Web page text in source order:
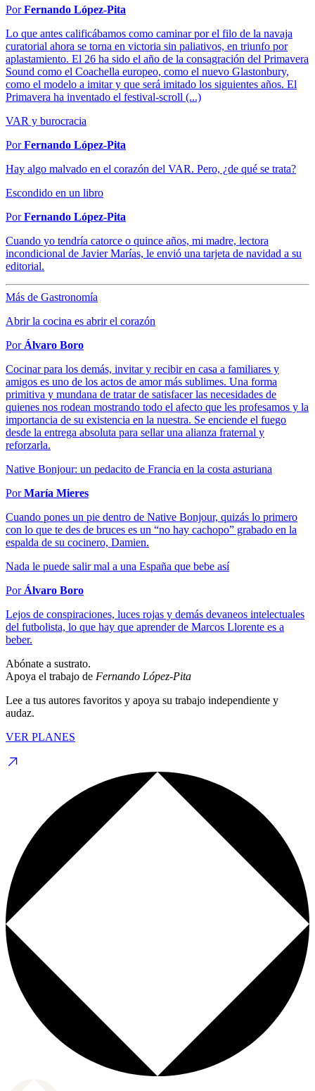
PorFernando López-Pita
Lo que antes calificábamos como caminar por el filo de la navaja
curatorial ahora se torna en victoria sin paliativos, en triunfo por
aplastamiento. El 26 ha sido el año de la consagración del Primavera
Sound como el Coachella europeo, como el nuevo Glastonbury,
como el modelo a imitar y que será imitado los siguientes años. El
Primavera ha inventado el festival-scroll (...)
VAR y burocracia
PorFernando López-Pita
Hay algo malvado en el corazón del VAR. Pero, ¿de qué se trata?
Escondido en un libro
PorFernando López-Pita
Cuando yo tendría catorce o quince años, mi madre, lectora
incondicional de Javier Marías, le envió una tarjeta de navidad a su
editorial.
Más de Gastronomía
Abrir la cocina es abrir el corazón
Por Álvaro Boro
Cocinar para los demás, invitar y recibir en casa a familiares y
amigos es uno de los actos de amor más sublimes. Una forma
primitiva y mundana de tratar de satisfacer las necesidades de
quienes nos rodean mostrando todo el afecto que les profesamos y la
importancia de su existencia en la nuestra. Se enciende el fuego
desde la entrega absoluta para sellar una alianza fraternal y
reforzarla.
Native Bonjour: un pedacito de Francia en la costa asturiana
PorMaría Mieres
Cuando pones un pie dentro de Native Bonjour, quizás lo primero
con lo que te des de bruces es un “no hay cachopo” grabado en la
espalda de su cocinero, Damien.
Nada le puede salir mal a una España que bebe así
Por Álvaro Boro
Lejos de conspiraciones, luces rojas y demás devaneos intelectuales
del futbolista, lo que hay que aprender de Marcos Llorente es a
beber.
Abónate a sustrato.
Apoya el trabajo de Fernando López-Pita
Lee a tus autores favoritos y apoya su trabajo independiente y
audaz.
VER PLANES